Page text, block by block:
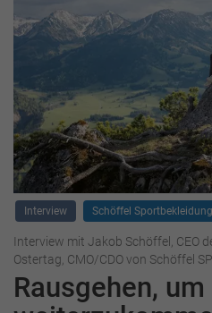
Interview Schöffel
Interview mit Jakob Schöffel, CEO
Ostertag, CMO/CDO von Schöffel
Rausgehen, um